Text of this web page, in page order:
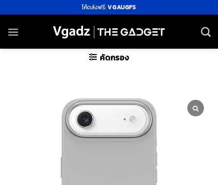
ไป
ยัง
โค้ดส่งฟรี:VGAUGFS
คัดกรอง